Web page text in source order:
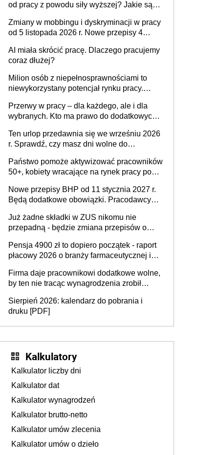
od pracy z powodu siły wyższej? Jakie są
Zmiany w mobbingu i dyskryminacji w pracy
od 5 listopada 2026 r. Nowe przepisy 4
Ustaw
AI miała skrócić pracę. Dlaczego pracujemy
coraz dłużej?
Milion osób z niepełnosprawnościami to
niewykorzystany potencjał rynku pracy.
dofinansowań czy refundacji, ale bariery po
stronie systemu i świadomości
pracodawców [WYWIAD]
Przerwy w pracy – dla każdego, ale i dla
wybranych. Kto ma prawo do dodatkowych
Ten urlop przedawnia się we wrześniu 2026
r. Sprawdź, czy masz dni wolne do
Państwo pomoże aktywizować pracowników
50+, kobiety wracające na rynek pracy po
osoby neuroatypowe. Powstanie Fundusz
na rzecz Inkluzywności w Zatrudnianiu?
Nowe przepisy BHP od 11 stycznia 2027 r.
Będą dodatkowe obowiązki. Pracodawcy
Już żadne składki w ZUS nikomu nie
przepadną - będzie zmiana przepisów o
ubezpieczeniom społecznym
Pensja 4900 zł to dopiero początek - raport
płacowy 2026 o branży farmaceutycznej i
Firma daje pracownikowi dodatkowe wolne,
by ten nie tracąc wynagrodzenia zrobił
sprawdza
Sierpień 2026: kalendarz do pobrania i
druku [PDF]
Kalkulatory
Kalkulator liczby dni
Kalkulator dat
Kalkulator wynagrodzeń
Kalkulator brutto-netto
Kalkulator umów zlecenia
Kalkulator umów o dzieło